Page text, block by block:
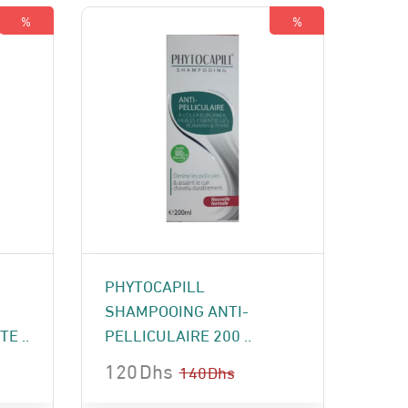
185 Dhs.
155 Dhs.
%
..
%
PHYTOCAPILL
SHAMPOOING ANTI-
PELLICULAIRE 200 ..
140Dhs
120Dhs